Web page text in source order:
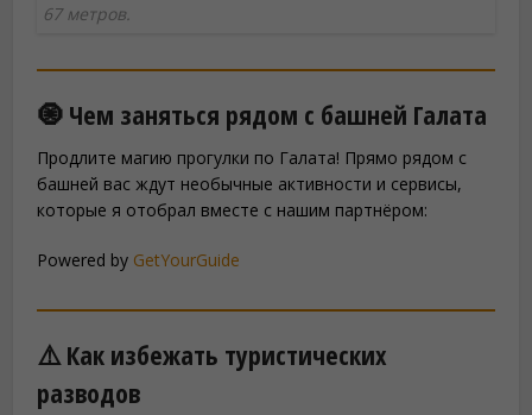
67 метров.
🧿 Чем заняться рядом с башней Галата
Продлите магию прогулки по Галата! Прямо рядом с
башней вас ждут необычные активности и сервисы,
которые я отобрал вместе с нашим партнёром:
Powered by GetYourGuide
⚠️ Как избежать туристических
разводов